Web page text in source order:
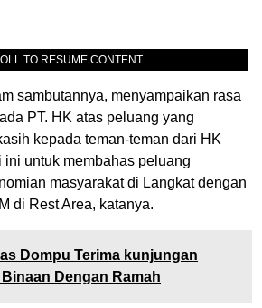
TO RESUME CONTENT
sambutannya, menyampaikan rasa
PT. HK atas peluang yang
kepada teman-teman dari HK
untuk membahas peluang
masyarakat di Langkat dengan
di Rest Area, katanya.
Dompu Terima kunjungan
Dengan Ramah